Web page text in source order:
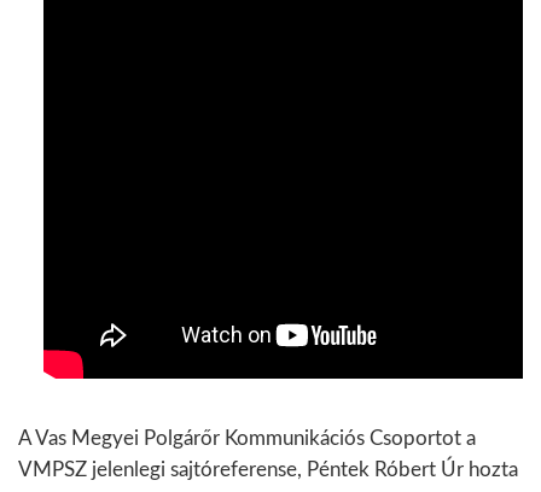
A Vas Megyei Polgárőr Kommunikációs Csoportot a
VMPSZ jelenlegi sajtóreferense, Péntek Róbert Úr hozta